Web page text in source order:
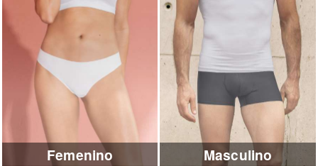
Femenino Masculino